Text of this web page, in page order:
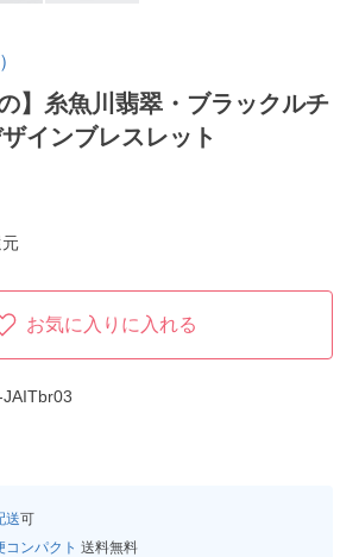
】糸魚川翡翠・ブラックルチ
インブレスレット
お気に入りに入れる
JAITbr03
送可
コンパクト 送料無料